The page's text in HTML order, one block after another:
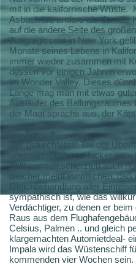
mit in die kalifornische Wüste.
Asbach ist, anders als der alte
auf die andere Seite des
Jungregisseur in New York
Monate seines Lebens in
immer wieder zusammen mit
dessen vor einigen Jahren
im Wonder Valley. Dieses
Länge mag man mit etwas
Ausläufer des Ballungsraumes
der Maat sprachs aus, der
Die Ankunft
Der gefürchtetste Teil der
unerwartet flott und locker
Zollbeamten scherzten auch
welcher meint inzwischen,
Gleichbehandlung aller
sympathisch ist, wie das
Verdächtiger, zu denen er
Raus aus dem
Celsius, Palmen .. und gleich
klargemachten Automietdeal-
Impala wird das Wüstenschiff
kommenden vier Wochen